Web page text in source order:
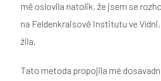
mě oslovila natolik, že jsem se
na Feldenkraisově Institutu ve
žila.
Tato metoda propojila mé